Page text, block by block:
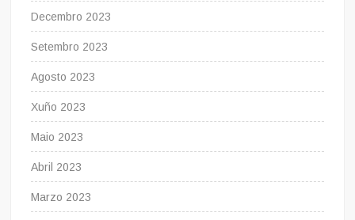
Decembro 2023
Setembro 2023
Agosto 2023
Xuño 2023
Maio 2023
Abril 2023
Marzo 2023